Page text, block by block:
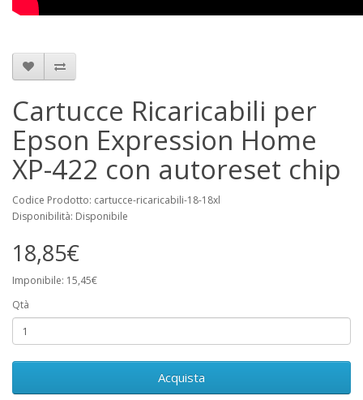
Cartucce Ricaricabili per
Epson Expression Home
XP-422 con autoreset chip
Codice Prodotto: cartucce-ricaricabili-18-18xl
Disponibilità: Disponibile
18,85€
Imponibile: 15,45€
Qtà
Acquista